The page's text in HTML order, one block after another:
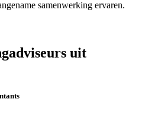
samenwerking ervaren.
uit